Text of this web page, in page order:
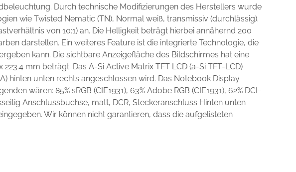
Durch technische Modifizierungen des Herstellers wurde
wie Twisted Nematic (TN), Normal weiß, transmissiv (durchlässig).
von 10:1) an. Die Helligkeit beträgt hierbei annähernd 200
darstellen. Ein weiteres Feature ist die integrierte Technologie, die
kann. Die sichtbare Anzeigefläche des Bildschirmes hat eine
mm beträgt. Das A-Si Active Matrix TFT LCD (a-Si TFT-LCD)
hinten unten rechts angeschlossen wird. Das Notebook Display
wären: 85% sRGB (CIE1931), 63% Adobe RGB (CIE1931), 62% DCI-
Anschlussbuchse, matt, DCR, Steckeranschluss Hinten unten
Wir können nicht garantieren, dass die aufgelisteten